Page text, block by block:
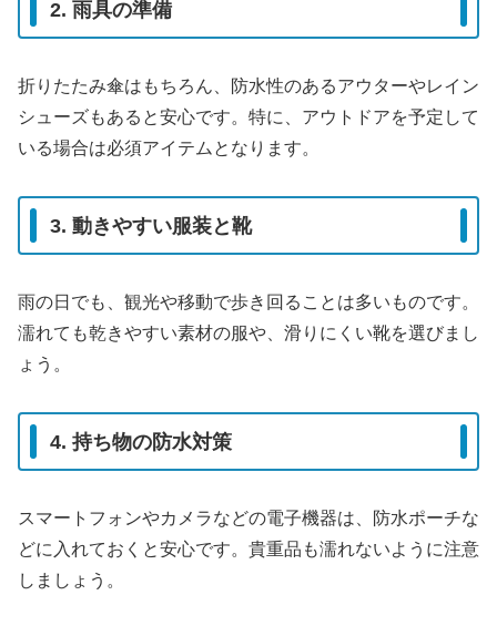
2. 雨具の準備
折りたたみ傘はもちろん、防水性のあるアウターやレイン
シューズもあると安心です。特に、アウトドアを予定して
いる場合は必須アイテムとなります。
3. 動きやすい服装と靴
雨の日でも、観光や移動で歩き回ることは多いものです。
濡れても乾きやすい素材の服や、滑りにくい靴を選びまし
ょう。
4. 持ち物の防水対策
スマートフォンやカメラなどの電子機器は、防水ポーチな
どに入れておくと安心です。貴重品も濡れないように注意
しましょう。